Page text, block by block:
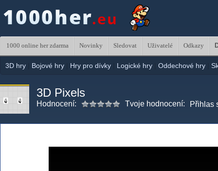
1000 online her zdarma Novinky Sledovat Uživatelé Odkazy
3D hry Bojové hry Hry pro dívky Logické hry Oddechové hry
3D Pixels
Hodnocení: Tvoje hodnocení: Přihlas